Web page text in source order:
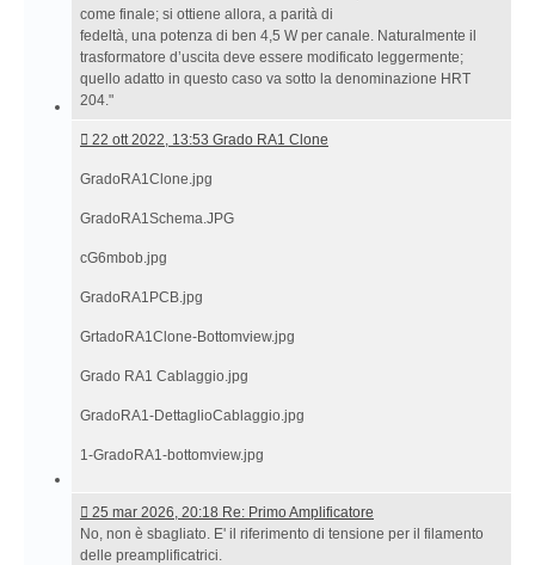
come finale; si ottiene allora, a parità di
fedeltà, una potenza di ben 4,5 W per canale. Naturalmente il
trasformatore d’uscita deve essere modificato leggermente;
quello adatto in questo caso va sotto la denominazione HRT
204."
22
2022,
RA1
22 ott 2022, 13:53 Grado RA1 Clone
GradoRA1Clone.jpg
GradoRA1Schema.JPG
cG6mbob.jpg
GradoRA1PCB.jpg
GrtadoRA1Clone-Bottomview.jpg
Grado RA1 Cablaggio.jpg
GradoRA1-DettaglioCablaggio.jpg
1-GradoRA1-bottomview.jpg
25
mar
2026,
25 mar 2026, 20:18 Re: Primo Amplificatore
No, non è sbagliato. E' il riferimento di tensione per il filamento
delle preamplificatrici.